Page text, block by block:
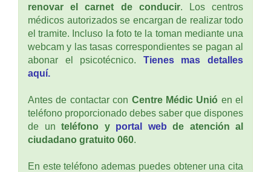
renovar el carnet de conducir. Los centros
médicos autorizados se encargan de realizar todo
el tramite. Incluso la foto te la toman mediante una
webcam y las tasas correspondientes se pagan al
abonar el psicotécnico. Tienes mas detalles
aquí.
Antes de contactar con Centre Médic Unió en el
teléfono proporcionado debes saber que dispones
de un teléfono y portal web de atención al
ciudadano gratuito 060.
En este teléfono ademas puedes obtener una cita